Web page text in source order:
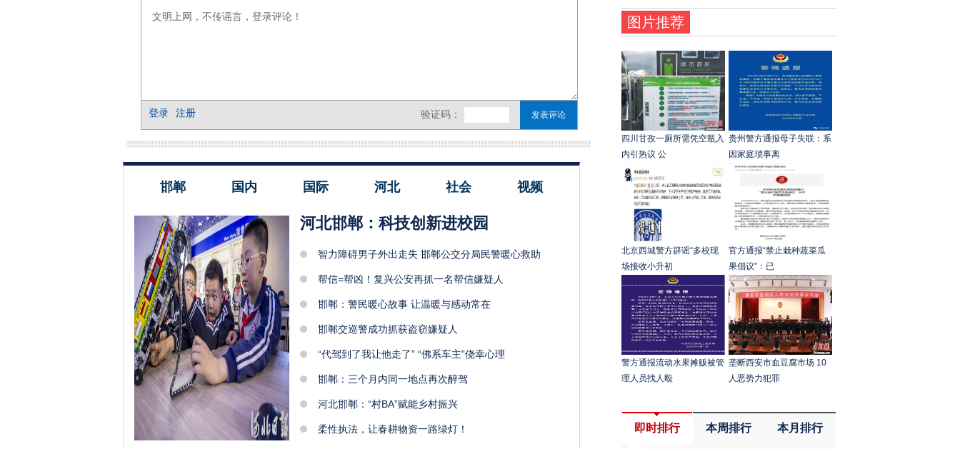
邯郸 国内 国际 河北 社会 视频
河北邯郸：科技创新进校园
智力障碍男子外出走失 邯郸公交分局民警暖心救助
帮信=帮凶！复兴公安再抓一名帮信嫌疑人
邯郸：警民暖心故事 让温暖与感动常在
邯郸交巡警成功抓获盗窃嫌疑人
“代驾到了我让他走了” “佛系车主”侥幸心理
邯郸：三个月内同一地点再次醉驾
河北邯郸：“村BA”赋能乡村振兴
柔性执法，让春耕物资一路绿灯！
图片推荐
四川甘孜一厕所需凭空瓶入
内引热议 公
贵州警方通报母子失联：系
因家庭琐事离
北京西城警方辟谣“多校现
场接收小升初
官方通报“禁止栽种蔬菜瓜
果倡议”：已
警方通报流动水果摊贩被管
理人员找人殴
垄断西安市血豆腐市场 10
人恶势力犯罪
即时排行 本周排行 本月排行